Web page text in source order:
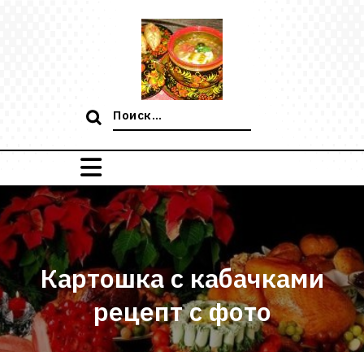
Поиск:
Картошка с кабачками
рецепт с фото